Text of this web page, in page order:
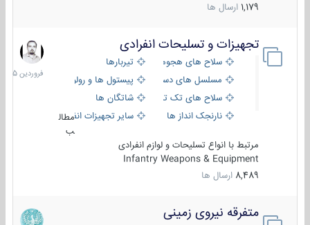
1,179 ارسال ها
تجهیزات و تسلیحات انفرادی
سلاح های هجومی
تیربارها
مسلسل های دستی
پیستول ها و رولورها
سلاح های تک تیر اندازیشاتگان ها
نارنجک انداز ها
سایر تجهیزات انفرادی
مطال
ب
مرتبط با انواع تسلیحات و لوازم انفرادی
Infantry Weapons & Equipment
8,489 ارسال ها
17
فروردین
1405
متفرقه نیروی زمینی
27